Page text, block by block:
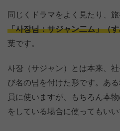
同じくドラマをよく見たり、
「사장님：サジャン二ム」（
葉です。
사장（サジャン）とは本来、
び名の님を付けた形です。あ
員に使いますが、もちろん本
をしている場合に使ってもいい